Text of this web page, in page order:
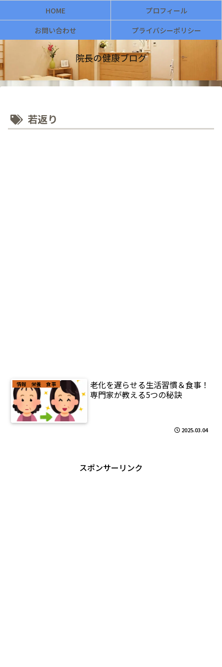
院長の健康ブログ
HOME
プロフィール
お問い合わせ
プライバシーポリシー
若返り
情報 栄養 食事
老化を遅らせる生活習慣＆食事！
専門家が教える5つの秘訣
2025.03.04
スポンサーリンク